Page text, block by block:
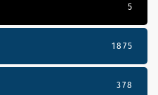
5
1875
378